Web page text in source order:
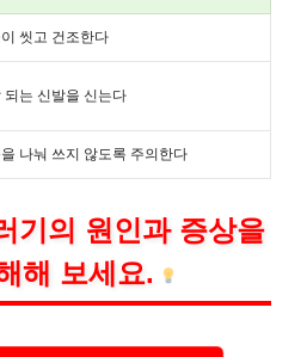
씻고 건조한다
되는 신발을 신는다
나눠 쓰지 않도록 주의한다
기의 원인과 증상을
해 보세요.